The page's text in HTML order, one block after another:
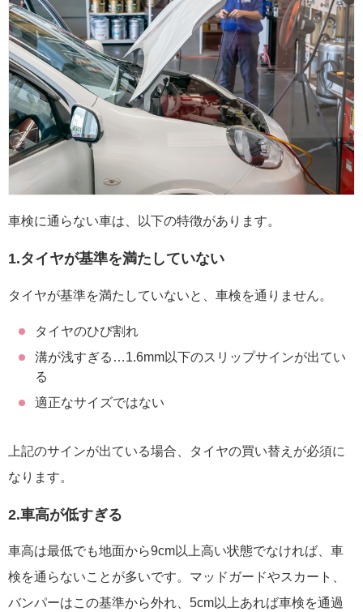
車検に通らない車は、以下の特徴があります。
1.タイヤが基準を満たしていない
タイヤが基準を満たしていないと、車検を通りません。
タイヤのひび割れ
溝が浅すぎる…1.6mm以下のスリップサインが出てい
る
適正なサイズではない
上記のサインが出ている場合、タイヤの買い替えが必須に
なります。
2.車高が低すぎる
車高は最低でも地面から9cm以上高い状態でなければ、車
検を通らないことが多いです。マッドガードやスカート、
バンパーはこの基準から外れ、5cm以上あれば車検を通過